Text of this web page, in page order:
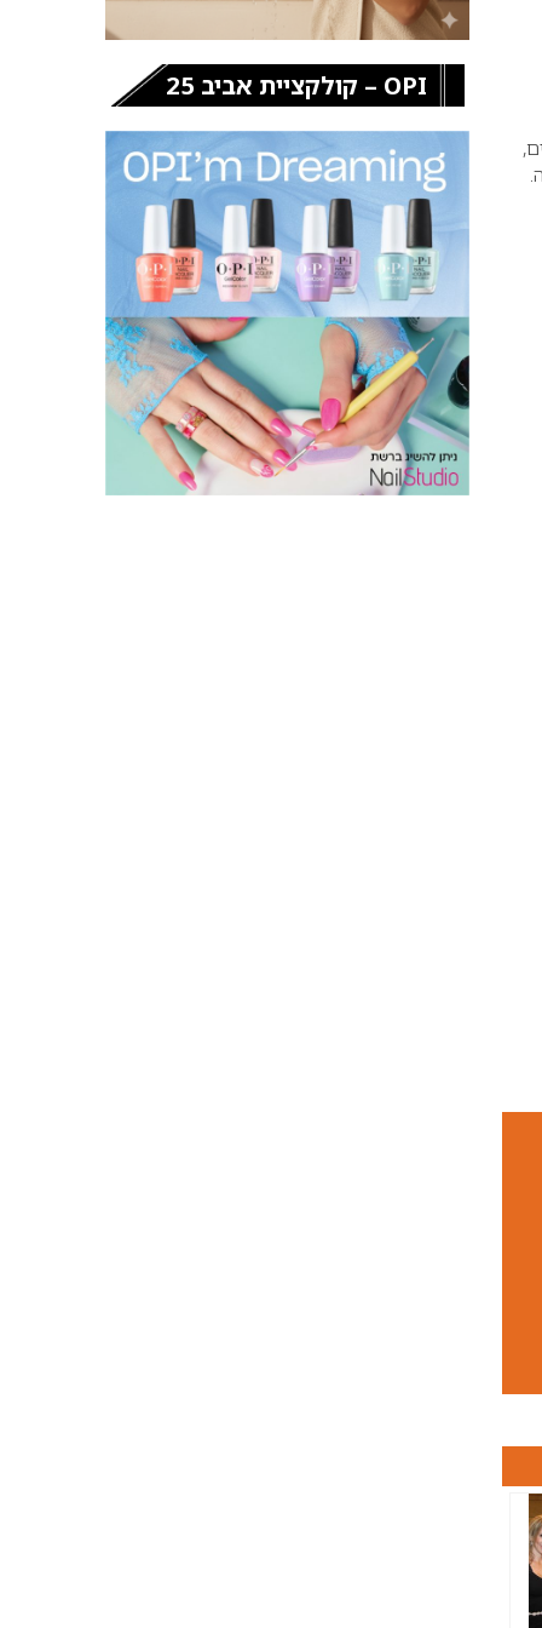
OPI – קולקציית אביב 25